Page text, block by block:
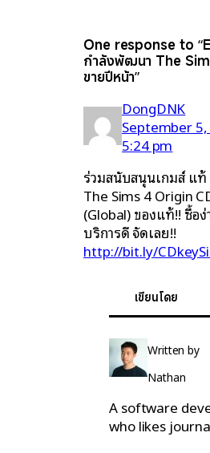
One response to
กำลังพัฒนา The
ขายปีหน้า”
DongDNK
September
5:24 pm
ร่วมสนับสนุนเกมส์ แท้
The Sims 4 Origin
(Global) ของแท้!! ซื้อง่
บริการดี จัดเลย!!
http://bit.ly/
เขียนโดย
Written by
Nathan
A software
who likes